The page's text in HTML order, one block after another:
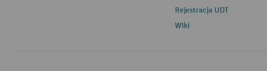
Rejestracja UDT
Wiki